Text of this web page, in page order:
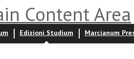
Content Area
Edizioni Studium Marcianum